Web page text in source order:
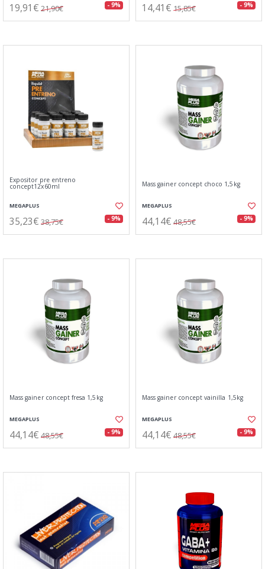
19,91€ 21,90€ - 9% 14,41€ 15,85€ - 9%
Expositor pre entreno
concept12x60ml
MEGAPLUS
35,23€ 38,75€ - 9%
Mass gainer concept choco 1,5kg
MEGAPLUS
44,14€ 48,55€ - 9%
Mass gainer concept fresa 1,5kg
MEGAPLUS
44,14€ 48,55€ - 9%
Mass gainer concept vainilla 1,5kg
MEGAPLUS
44,14€ 48,55€ - 9%